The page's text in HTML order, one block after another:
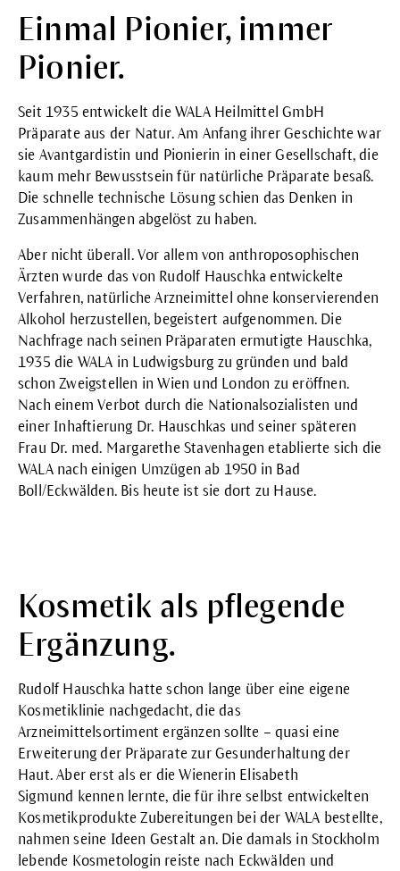
Einmal Pionier, immer
Pionier.
Seit 1935 entwickelt die WALA Heilmittel GmbH
Präparate aus der Natur. Am Anfang ihrer Geschichte war
sie Avantgardistin und Pionierin in einer Gesellschaft, die
kaum mehr Bewusstsein für natürliche Präparate besaß.
Die schnelle technische Lösung schien das Denken in
Zusammenhängen abgelöst zu haben.
Aber nicht überall. Vor allem von anthroposophischen
Ärzten wurde das von Rudolf Hauschka entwickelte
Verfahren, natürliche Arzneimittel ohne konservierenden
Alkohol herzustellen, begeistert aufgenommen. Die
Nachfrage nach seinen Präparaten ermutigte Hauschka,
1935 die WALA in Ludwigsburg zu gründen und bald
schon Zweigstellen in Wien und London zu eröffnen.
Nach einem Verbot durch die Nationalsozialisten und
einer Inhaftierung Dr. Hauschkas und seiner späteren
Frau Dr. med. Margarethe Stavenhagen etablierte sich die
WALA nach einigen Umzügen ab 1950 in Bad
Boll/Eckwälden. Bis heute ist sie dort zu Hause.
Kosmetik als pflegende
Ergänzung.
Rudolf Hauschka hatte schon lange über eine eigene
Kosmetiklinie nachgedacht, die das
Arzneimittelsortiment ergänzen sollte – quasi eine
Erweiterung der Präparate zur Gesunderhaltung der
Haut. Aber erst als er die Wienerin Elisabeth
Sigmund kennen lernte, die für ihre selbst entwickelten
Kosmetikprodukte Zubereitungen bei der WALA bestellte,
nahmen seine Ideen Gestalt an. Die damals in Stockholm
lebende Kosmetologin reiste nach Eckwälden und